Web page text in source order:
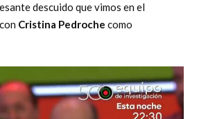
descuido que vimos en el
con Cristina Pedroche como